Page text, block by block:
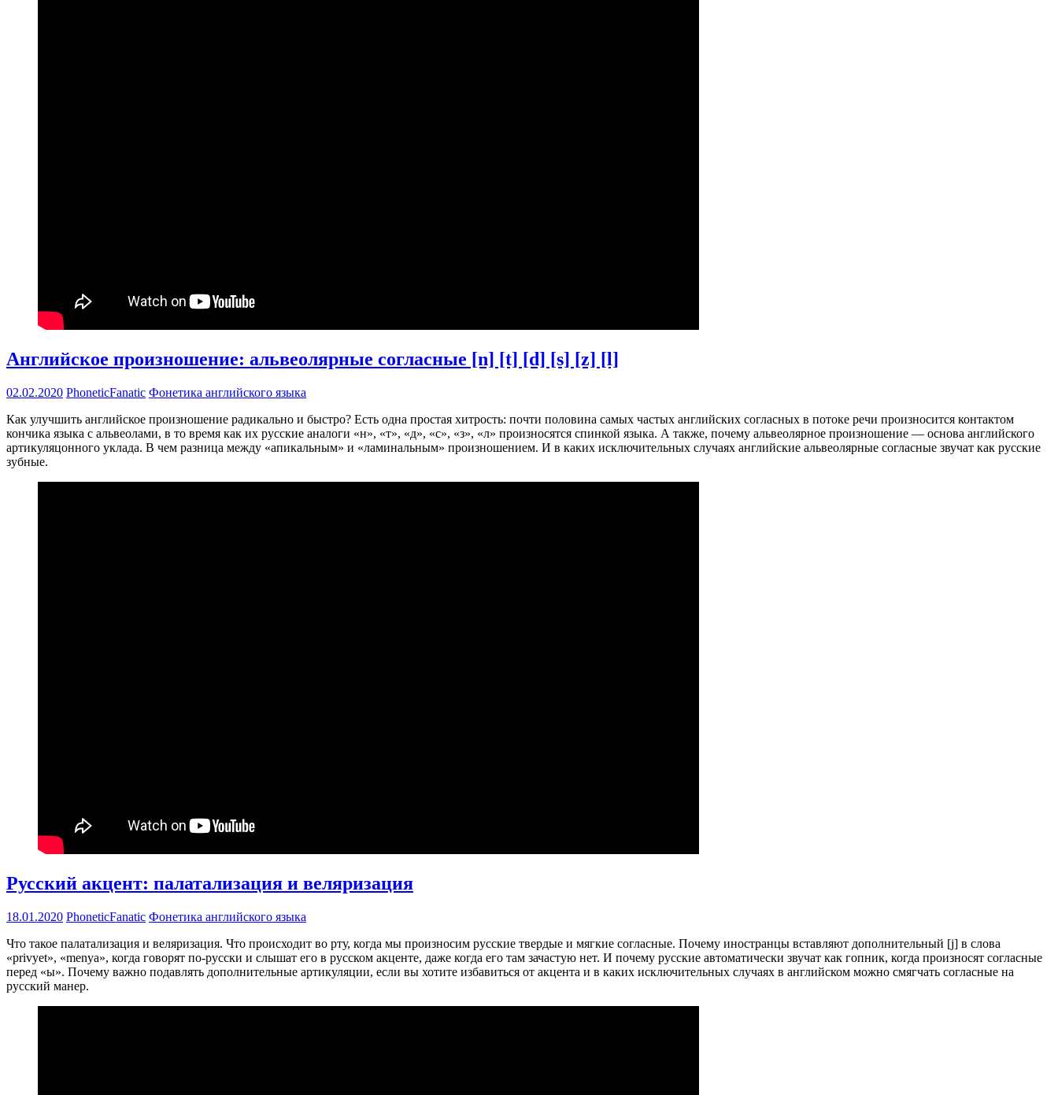
Английское произношение: альвеолярные согласные [n] [t] [d] [s] [z] [l]
02.02.2020 PhoneticFanatic Фонетика английского языка
Как улучшить английское произношение радикально и быстро? Есть одна простая хитрость: почти половина самых частых английских согласных в потоке речи произносится контактом
кончика языка с альвеолами, в то время как их русские аналоги «н», «т», «д», «с», «з», «л» произносятся спинкой языка. А также, почему альвеолярное произношение — основа английского
артикуляцонного уклада. В чем разница между «апикальным» и «ламинальным» произношением. И в каких исключительных случаях английские альвеолярные согласные звучат как русские
зубные.
Русский акцент: палатализация и веляризация
18.01.2020 PhoneticFanatic Фонетика английского языка
Что такое палатализация и веляризация. Что происходит во рту, когда мы произносим русские твердые и мягкие согласные. Почему иностранцы вставляют дополнительный [j] в слова
«privyet», «menya», когда говорят по-русски и слышат его в русском акценте, даже когда его там зачастую нет. И почему русские автоматически звучат как гопник, когда произносят согласные
перед «ы». Почему важно подавлять дополнительные артикуляции, если вы хотите избавиться от акцента и в каких исключительных случаях в английском можно смягчать согласные на
русский манер.